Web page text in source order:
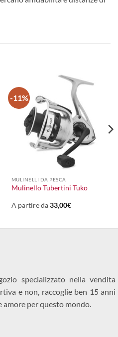
-11%
MULINELLI DA PESCA
Mulinello Tubertini Tuko
A partire da33,00€
specializzato nella vendita
e non, raccoglie ben 15 anni
amore per questo mondo.